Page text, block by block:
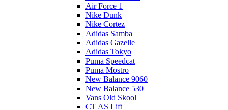
Air Force 1
Nike Dunk
Nike Cortez
Adidas Samba
Adidas Gazelle
Adidas Tokyo
Puma Speedcat
Puma Mostro
New Balance 9060
New Balance 530
Vans Old Skool
CT AS Lift